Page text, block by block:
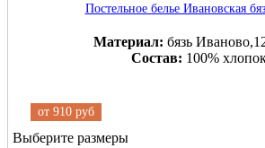
Постельное белье Ивановская
Материал: бязь
Состав: 100%
от 910 руб
Выберите размеры